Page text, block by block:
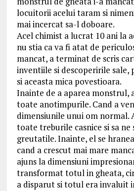
locuitorii acelui taram si
mai incercat sa-l doboare.
Acel chimist a lucrat 10 ani la
nu stia ca va fi atat de
mancat, a terminat de scris
inventiile si descoperirile sale,
si aceasta mica povestioara.
Inainte de a aparea monstrul,
toate anotimpurile. Cand a
dimensiunile unui om normal.
toate treburile casnice si sa ne
greutatile. Inainte, el se
cand a crescut mai mare
ajuns la dimensiuni
transformat totul in gheata,
a disparut si totul era invaluit